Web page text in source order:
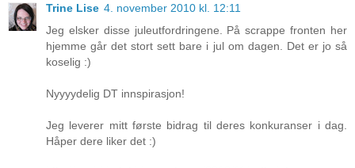
Trine Lise 4. november 2010 kl. 12:11
Jeg elsker disse juleutfordringene. På scrappe fronten her
hjemme går det stort sett bare i jul om dagen. Det er jo så
koselig :)
Nyyyydelig DT innspirasjon!
Jeg leverer mitt første bidrag til deres konkuranser i dag.
Håper dere liker det :)